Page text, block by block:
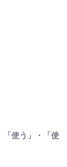
「使う」・「使